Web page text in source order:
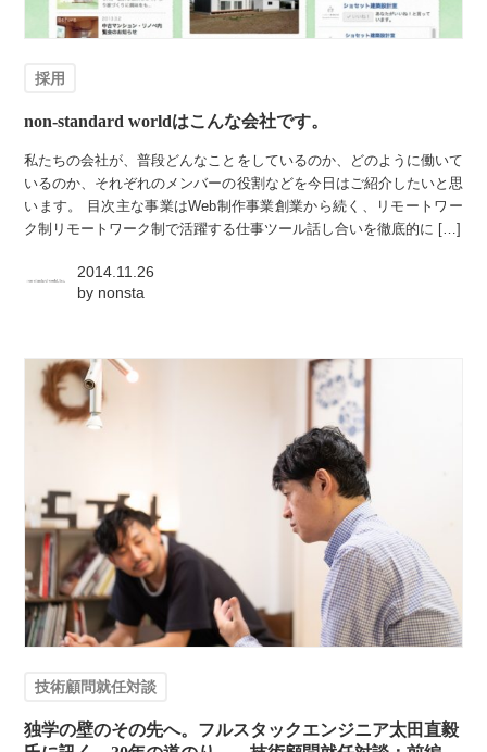
採用
non-standard worldはこんな会社です。
私たちの会社が、普段どんなことをしているのか、どのように働いて
いるのか、それぞれのメンバーの役割などを今日はご紹介したいと思
います。 目次主な事業はWeb制作事業創業から続く、リモートワー
ク制リモートワーク制で活躍する仕事ツール話し合いを徹底的に […]
2014.11.26
by nonsta
技術顧問就任対談
独学の壁のその先へ。フルスタックエンジニア太田直毅